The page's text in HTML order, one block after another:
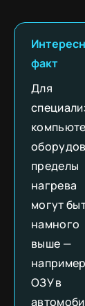
факт
Для
пределы
нагрева
могут
намного
выше —
ОЗУ в